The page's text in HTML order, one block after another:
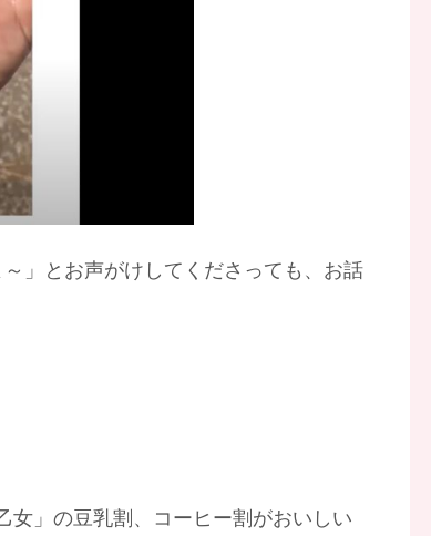
」とお声がけしてくださっても、お話
女」の豆乳割、コーヒー割がおいしい